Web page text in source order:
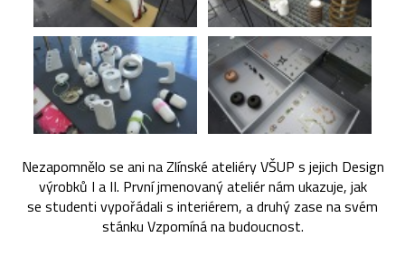
Nezapomnělo se ani na Zlínské ateliéry VŠUP s jejich Design
výrobků I a II. První jmenovaný ateliér nám ukazuje, jak
se studenti vypořádali s interiérem, a druhý zase na svém
stánku Vzpomíná na budoucnost.